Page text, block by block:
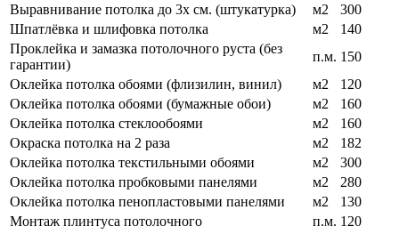
Выравнивание потолка до 3х см. (штукатурка)
м2
300
Шпатлёвка и шлифовка потолка
м2
140
Проклейка и замазка потолочного руста (без
гарантии)
п.м. 150
Оклейка потолка обоями (флизилин, винил)
м2
120
Оклейка потолка обоями (бумажные обои)
м2
160
Оклейка потолка стеклообоями
м2
160
Окраска потолка на 2 раза
м2
182
Оклейка потолка текстильными обоями
м2
300
Оклейка потолка пробковыми панелями
м2
280
Оклейка потолка пенопластовыми панелями
м2
130
Монтаж плинтуса потолочного
п.м. 120